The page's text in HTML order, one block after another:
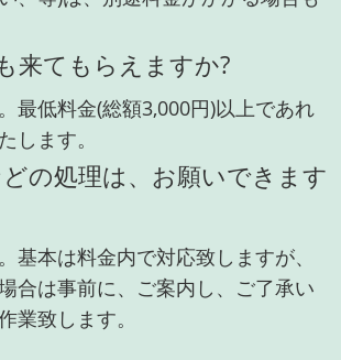
来てもらえますか?
最低料金(総額3,000円)以上であれ
します。
の処理は、お願いできます
基本は料金内で対応致しますが、
合は事前に、ご案内し、ご了承い
業致します。